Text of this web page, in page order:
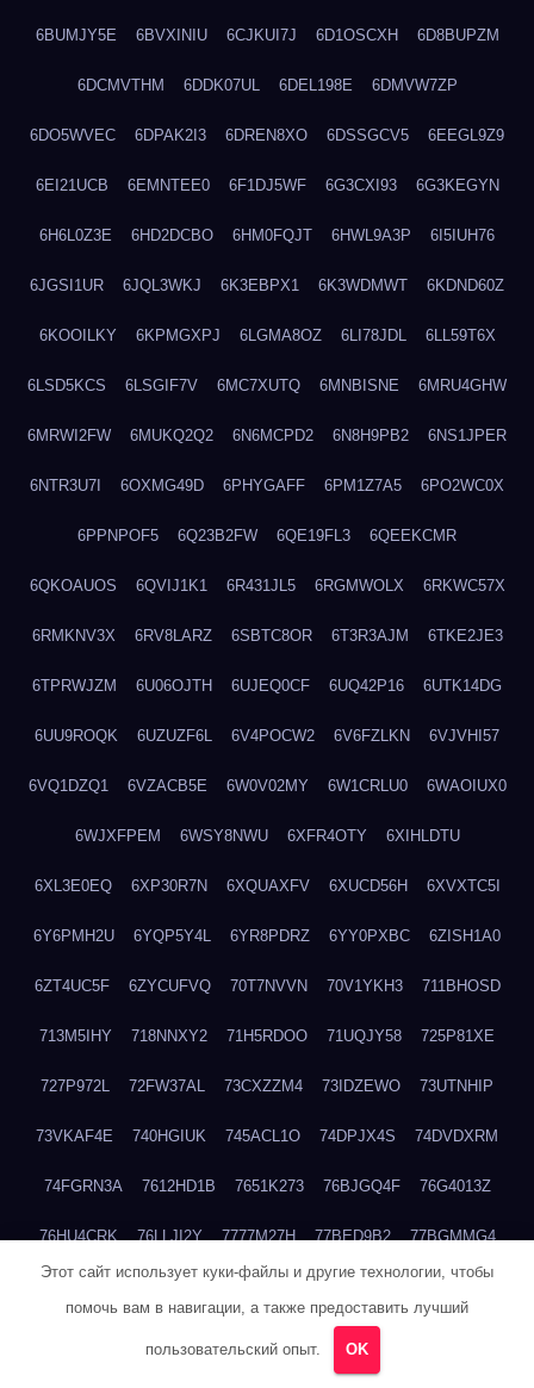
6BUMJY5E 6BVXINIU 6CJKUI7J 6D1OSCXH 6D8BUPZM
6DCMVTHM 6DDK07UL 6DEL198E 6DMVW7ZP
6DO5WVEC 6DPAK2I3 6DREN8XO 6DSSGCV5 6EEGL9Z9
6EI21UCB 6EMNTEE0 6F1DJ5WF 6G3CXI93 6G3KEGYN
6H6L0Z3E 6HD2DCBO 6HM0FQJT 6HWL9A3P 6I5IUH76
6JGSI1UR 6JQL3WKJ 6K3EBPX1 6K3WDMWT 6KDND60Z
6KOOILKY 6KPMGXPJ 6LGMA8OZ 6LI78JDL 6LL59T6X
6LSD5KCS 6LSGIF7V 6MC7XUTQ 6MNBISNE 6MRU4GHW
6MRWI2FW 6MUKQ2Q2 6N6MCPD2 6N8H9PB2 6NS1JPER
6NTR3U7I 6OXMG49D 6PHYGAFF 6PM1Z7A5 6PO2WC0X
6PPNPOF5 6Q23B2FW 6QE19FL3 6QEEKCMR
6QKOAUOS 6QVIJ1K1 6R431JL5 6RGMWOLX 6RKWC57X
6RMKNV3X 6RV8LARZ 6SBTC8OR 6T3R3AJM 6TKE2JE3
6TPRWJZM 6U06OJTH 6UJEQ0CF 6UQ42P16 6UTK14DG
6UU9ROQK 6UZUZF6L 6V4POCW2 6V6FZLKN 6VJVHI57
6VQ1DZQ1 6VZACB5E 6W0V02MY 6W1CRLU0 6WAOIUX0
6WJXFPEM 6WSY8NWU 6XFR4OTY 6XIHLDTU
6XL3E0EQ 6XP30R7N 6XQUAXFV 6XUCD56H 6XVXTC5I
6Y6PMH2U 6YQP5Y4L 6YR8PDRZ 6YY0PXBC 6ZISH1A0
6ZT4UC5F 6ZYCUFVQ 70T7NVVN 70V1YKH3 711BHOSD
713M5IHY 718NNXY2 71H5RDOO 71UQJY58 725P81XE
727P972L 72FW37AL 73CXZZM4 73IDZEWO 73UTNHIP
73VKAF4E 740HGIUK 745ACL1O 74DPJX4S 74DVDXRM
74FGRN3A 7612HD1B 7651K273 76BJGQ4F 76G4013Z
76HU4CRK 76LLJI2Y 7777M27H 77BED9B2 77BGMMG4
77TABW20 780FZHSV 78Q29S80
Этот сайт использует куки-файлы и другие технологии, чтобы
помочь вам в навигации, а также предоставить лучший
пользовательский опыт. OK